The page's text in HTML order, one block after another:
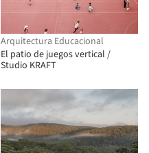
Arquitectura Educacional
El patio de juegos vertical /
Studio KRAFT